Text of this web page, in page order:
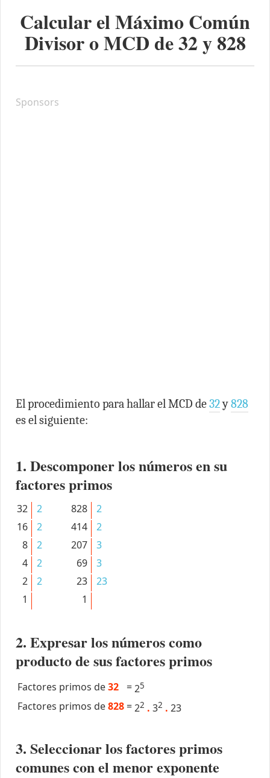
Calcular el Máximo Común
Divisor o MCD de32y828
Sponsors
El procedimiento para hallar el MCD de32y828
es el siguiente:
1. Descomponer los números en su
factores primos
32
2
16
2
8
2
4
2
2
2
1
828
2
414
2
207
3
69
3
23
23
1
2. Expresar los números como
producto de sus factores primos
Factores primos de32 =25
Factores primos de828 =22 . 32 . 23
3. Seleccionar los factores primos
comunes con el menor exponente